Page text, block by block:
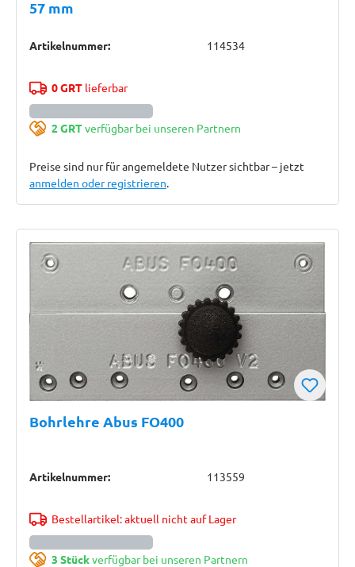
57 mm
Artikelnummer: 114534
0 GRTlieferbar
2 GRTverfügbar bei unseren Partnern
Preise sind nur für angemeldete Nutzer sichtbar – jetzt
anmelden oder registrieren.
Bohrlehre Abus FO400
Artikelnummer: 113559
Bestellartikel: aktuell nicht auf Lager
3 Stückverfügbar bei unseren Partnern